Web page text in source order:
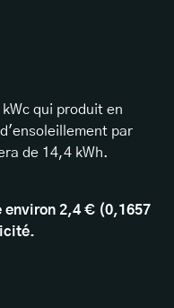
qui produit en
par
de 14,4 kWh.
environ 2,4 € (0,1657